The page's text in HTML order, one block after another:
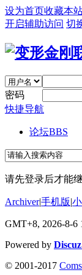
设为首页收藏本
开启辅助访问 切
密码
快捷导航
论坛BBS
请先登录后才能
Archiver|手机版|
GMT+8, 2026-8-6
Powered by
© 2001-2017